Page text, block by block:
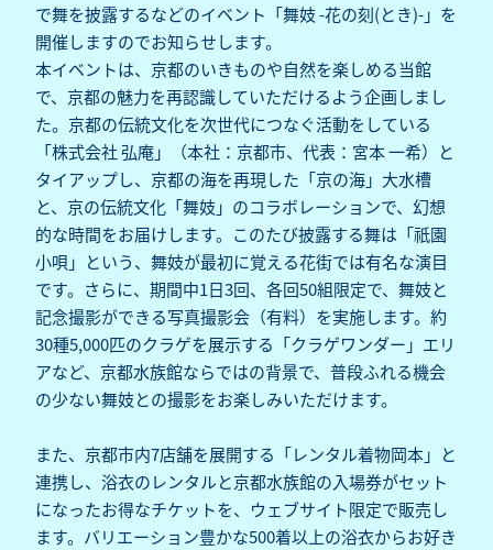
で舞を披露するなどのイベント「舞妓 -花の刻(とき)-」を
開催しますのでお知らせします。
本イベントは、京都のいきものや自然を楽しめる当館
で、京都の魅力を再認識していただけるよう企画しまし
た。京都の伝統文化を次世代につなぐ活動をしている
「株式会社 弘庵」（本社：京都市、代表：宮本 一希）と
タイアップし、京都の海を再現した「京の海」大水槽
と、京の伝統文化「舞妓」のコラボレーションで、幻想
的な時間をお届けします。このたび披露する舞は「祇園
小唄」という、舞妓が最初に覚える花街では有名な演目
です。さらに、期間中1日3回、各回50組限定で、舞妓と
記念撮影ができる写真撮影会（有料）を実施します。約
30種5,000匹のクラゲを展示する「クラゲワンダー」エリ
アなど、京都水族館ならではの背景で、普段ふれる機会
の少ない舞妓との撮影をお楽しみいただけます。
また、京都市内7店舗を展開する「レンタル着物岡本」と
連携し、浴衣のレンタルと京都水族館の入場券がセット
になったお得なチケットを、ウェブサイト限定で販売し
ます。バリエーション豊かな500着以上の浴衣からお好き